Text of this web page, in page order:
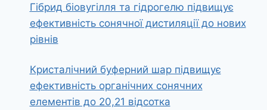
Гібрид біовугілля та гідрогелю підвищує
ефективність сонячної дистиляції до нових
рівнів
Кристалічний буферний шар підвищує
ефективність органічних сонячних
елементів до 20,21 відсотка